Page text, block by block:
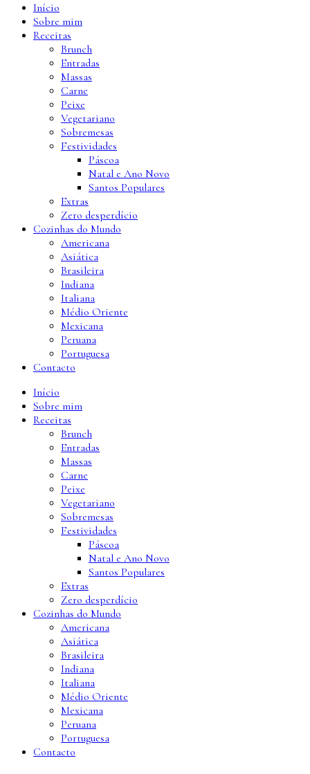
Início
Sobre mim
Receitas
Brunch
Entradas
Massas
Carne
Peixe
Vegetariano
Sobremesas
Festividades
Páscoa
Natal e Ano Novo
Santos Populares
Extras
Zero desperdício
Cozinhas do Mundo
Americana
Asiática
Brasileira
Indiana
Italiana
Médio Oriente
Mexicana
Peruana
Portuguesa
Contacto
Início
Sobre mim
Receitas
Brunch
Entradas
Massas
Carne
Peixe
Vegetariano
Sobremesas
Festividades
Páscoa
Natal e Ano Novo
Santos Populares
Extras
Zero desperdício
Cozinhas do Mundo
Americana
Asiática
Brasileira
Indiana
Italiana
Médio Oriente
Mexicana
Peruana
Portuguesa
Contacto